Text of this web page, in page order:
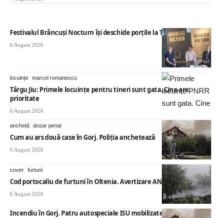
Festivalul Brâncuși Nocturn își deschide porțile la Târgu Jiu
6 August 2026
locuințe marcel romanescu
Târgu Jiu: Primele locuințe pentru tineri sunt gata. Cine are
prioritate
6 August 2026
anchetă dosar penal
Cum au ars două case în Gorj. Poliția anchetează
6 August 2026
cover furtuni
Cod portocaliu de furtuni în Oltenia. Avertizare ANM
6 August 2026
Incendiu în Gorj. Patru autospeciale ISU mobilizate